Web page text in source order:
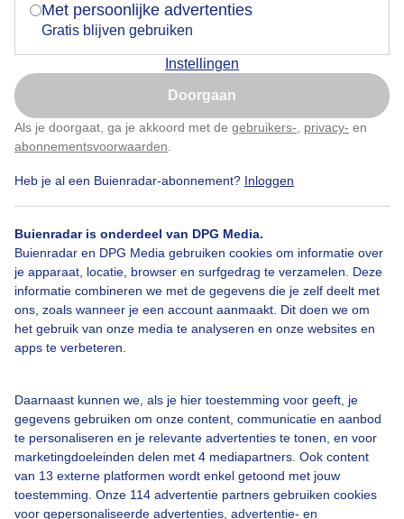
Met persoonlijke advertenties
Gratis blijven gebruiken
Instellingen
Doorgaan
Als je doorgaat, ga je akkoord met de gebruikers- privacy- en
abonnementsvoorwaarden
Heb je al een Buienradar-abonnement? Inloggen
Buienradar is onderdeel van DPG Media.
Buienradar en DPG Media gebruiken cookies om informatie over
je apparaat, locatie, browser en surfgedrag te verzamelen. Deze
informatie combineren we met de gegevens die je zelf deelt met
ons, zoals wanneer je een account aanmaakt. Dit doen we om
het gebruik van onze media te analyseren en onze websites en
apps te verbeteren.
Daarnaast kunnen we, als je hier toestemming voor geeft, je
gegevens gebruiken om onze content, communicatie en aanbod
te personaliseren en je relevante advertenties te tonen, en voor
marketingdoeleinden delen met 4 mediapartners. Ook content
van 13 externe platformen wordt enkel getoond met jouw
toestemming. Onze 114 advertentie partners gebruiken cookies
voor gepersonaliseerde advertenties, advertentie- en
Lente
Zomer
Over Buienradar
Bedrijfsgegevens
Veelgestelde vragen
Contact
Toegankelijkheid
Buienradar Team
Privacy beleid
Cookie beleid
Privacy instellingen
Nu niet, misschien later
Klik hierom dit aan te passen